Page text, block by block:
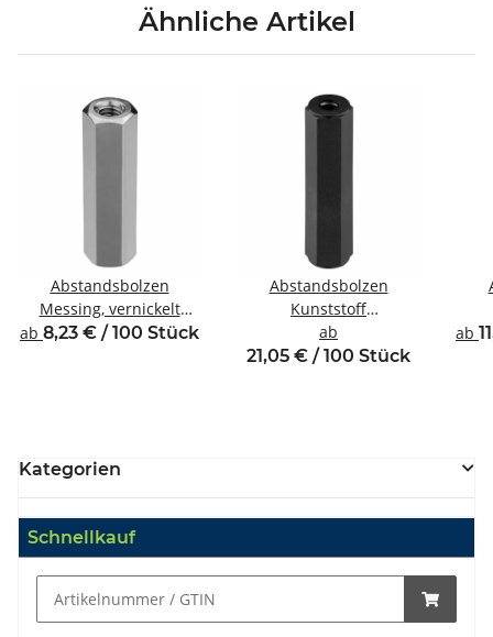
Ähnliche Artikel
Abstandsbolzen
Messing, vernickelt
Innen/Innengewinde M3
ab 8,23 € / 100 Stück
Abstandsbolzen
Kunststoff
Innen/Innengewinde M6
SW10
ab
21,05 € / 100 Stück
ab
Kategorien
Schnellkauf